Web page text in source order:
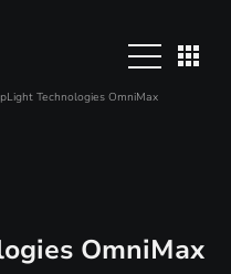
Technologies OmniMax
OmniMax